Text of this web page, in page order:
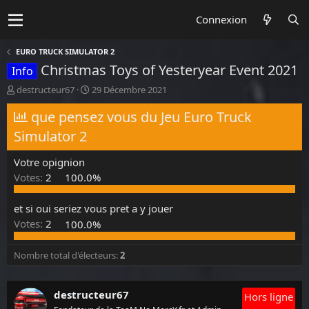
Connexion
EURO TRUCK SIMULATOR 2
Info Christmas Toys of Yesteryear Event 2021
A
u
t
e
u
r
d
e
l
d
i
s
c
u
i
destructeur67
D
a
t
e
e
é
b
t
29 Décembre 2021
que pensez vous du Jeu Euro Truck
Simulator 2
Votre opignion
Votes: 2 100.0%
et si oui seriez vous pret a y jouer
Votes: 2 100.0%
Nombre total d'électeurs 2
destructeur67 Hors ligne